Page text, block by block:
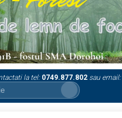
la tel: 0749.877.802 sau email: